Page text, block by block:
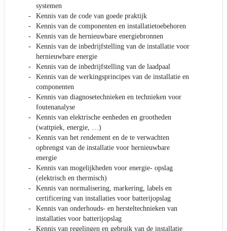
systemen
Kennis van de code van goede praktijk
Kennis van de componenten en installatietoebehoren
Kennis van de hernieuwbare energiebronnen
Kennis van de inbedrijfstelling van de installatie voor
hernieuwbare energie
Kennis van de inbedrijfstelling van de laadpaal
Kennis van de werkingsprincipes van de installatie en
componenten
Kennis van diagnosetechnieken en technieken voor
foutenanalyse
Kennis van elektrische eenheden en grootheden
(wattpiek, energie, …)
Kennis van het rendement en de te verwachten
opbrengst van de installatie voor hernieuwbare
energie
Kennis van mogelijkheden voor energie- opslag
(elektrisch en thermisch)
Kennis van normalisering, markering, labels en
certificering van installaties voor batterijopslag
Kennis van onderhouds- en hersteltechnieken van
installaties voor batterijopslag
Kennis van regelingen en gebruik van de installatie